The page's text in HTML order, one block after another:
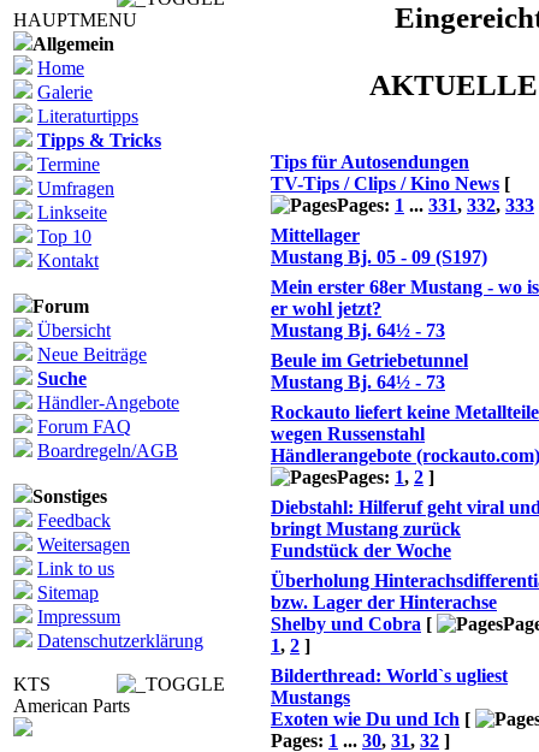
HAUPTMENU
Allgemein
Home
Galerie
Literaturtipps
Tipps & Tricks
Termine
Umfragen
Linkseite
Top 10
Kontakt
Forum
Übersicht
Neue Beiträge
Suche
Händler-Angebote
Forum FAQ
Boardregeln/AGB
Sonstiges
Feedback
Weitersagen
Link to us
Sitemap
Impressum
Datenschutzerklärung
KTS
American Parts
Tips für Autosendungen
TV-Tips / Clips / Kino News [
Pages: 1 ... 331, 332, 333
Mittellager
Mustang Bj. 05 - 09 (S197)
Mein erster 68er Mustang - wo
er wohl jetzt?
Mustang Bj. 64½ - 73
Beule im Getriebetunnel
Mustang Bj. 64½ - 73
Rockauto liefert keine Metallteile
wegen Russenstahl
Händlerangebote (rockauto.com)
Pages: 1, 2 ]
Diebstahl: Hilferuf geht viral
bringt Mustang zurück
Fundstück der Woche
Überholung
bzw. Lager der Hinterachse
Shelby und Cobra [
1, 2 ]
Bilderthread: World`s ugliest
Mustangs
Exoten wie Du und Ich [
Pages: 1 ... 30, 31, 32 ]